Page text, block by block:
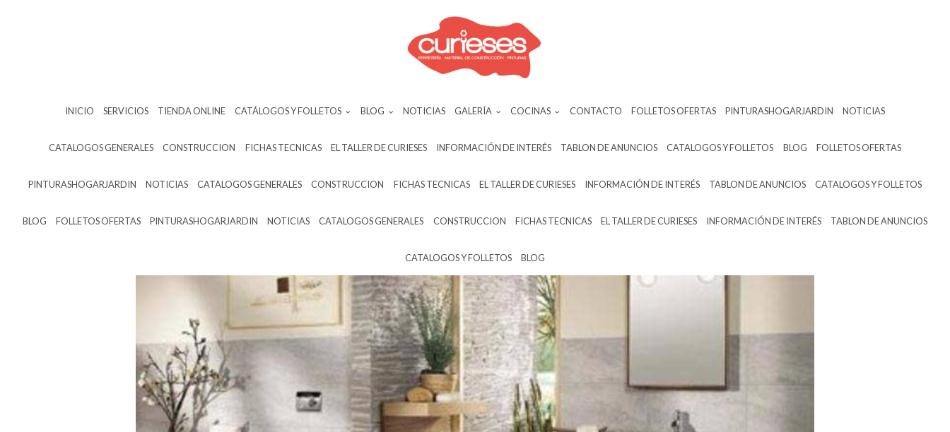
INICIO SERVICIOS TIENDA ONLINE CATÁLOGOS Y FOLLETOS BLOG NOTICIAS GALERÍA COCINAS CONTACTO FOLLETOS OFERTAS PINTURASHOGARJARDIN NOTICIAS
CATALOGOS GENERALES CONSTRUCCION FICHAS TECNICAS EL TALLER DE CURIESES INFORMACIÓN DE INTERÉS TABLON DE ANUNCIOS CATALOGOS Y FOLLETOS BLOG FOLLETOS OFERTAS
PINTURASHOGARJARDIN NOTICIAS CATALOGOS GENERALES CONSTRUCCION FICHAS TECNICAS EL TALLER DE CURIESES INFORMACIÓN DE INTERÉS TABLON DE ANUNCIOS CATALOGOS Y FOLLETOS
BLOG FOLLETOS OFERTAS PINTURASHOGARJARDIN NOTICIAS CATALOGOS GENERALES CONSTRUCCION FICHAS TECNICAS EL TALLER DE CURIESES INFORMACIÓN DE INTERÉS TABLON DE ANUNCIOS
CATALOGOS Y FOLLETOS BLOG